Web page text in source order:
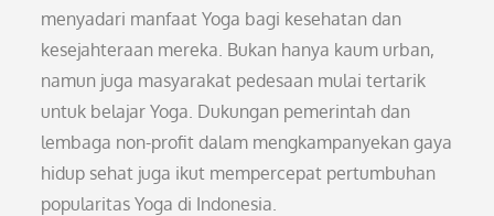
menyadari manfaat Yoga bagi kesehatan dan
kesejahteraan mereka. Bukan hanya kaum urban,
namun juga masyarakat pedesaan mulai tertarik
untuk belajar Yoga. Dukungan pemerintah dan
lembaga non-profit dalam mengkampanyekan gaya
hidup sehat juga ikut mempercepat pertumbuhan
popularitas Yoga di Indonesia.